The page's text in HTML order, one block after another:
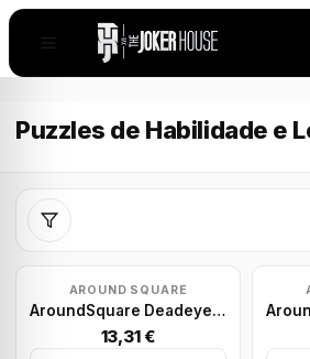
Puzzles de Habilidade e
AROUND SQUARE
AroundSquare Deadeye Contact Coin - Delrin - White
13,31 €